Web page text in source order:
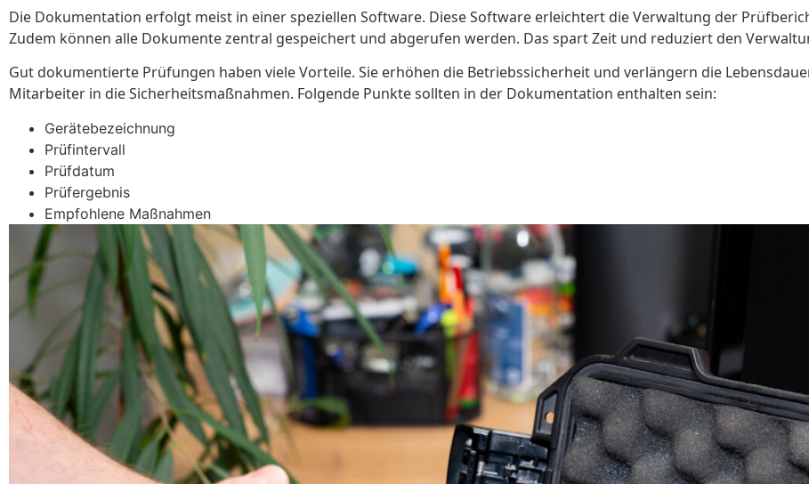
Die Dokumentation erfolgt meist in einer speziellen Software. Diese Software erleichtert die Verwaltung der
Zudem können alle Dokumente zentral gespeichert und abgerufen werden. Das spart Zeit und reduziert den
Gut dokumentierte Prüfungen haben viele Vorteile. Sie erhöhen die Betriebssicherheit und verlängern die
Mitarbeiter in die Sicherheitsmaßnahmen. Folgende Punkte sollten in der Dokumentation enthalten sein:
Gerätebezeichnung
Prüfintervall
Prüfdatum
Prüfergebnis
Empfohlene Maßnahmen